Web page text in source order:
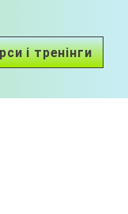
і тренінги